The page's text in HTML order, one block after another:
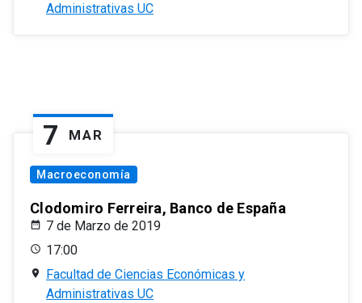
Administrativas UC
7 MAR
Macroeconomía
Clodomiro Ferreira, Banco de España
7 de Marzo de 2019
17:00
Facultad de Ciencias Económicas y
Administrativas UC